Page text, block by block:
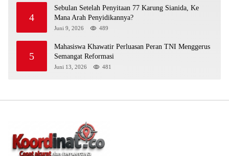
4
Sebulan Setelah Penyitaan 77 Karung Sianida, Ke
Mana Arah Penyidikannya?
Juni 9, 2026 489
5
Mahasiswa Khawatir Perluasan Peran TNI Menggerus
Semangat Reformasi
Juni 13, 2026 481